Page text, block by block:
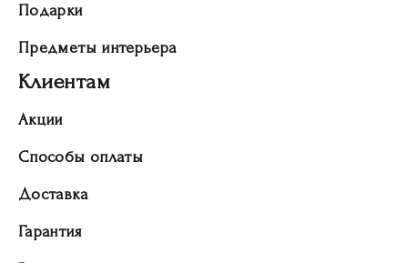
Подарки
Предметы интерьера
Клиентам
Акции
Способы оплаты
Доставка
Гарантия